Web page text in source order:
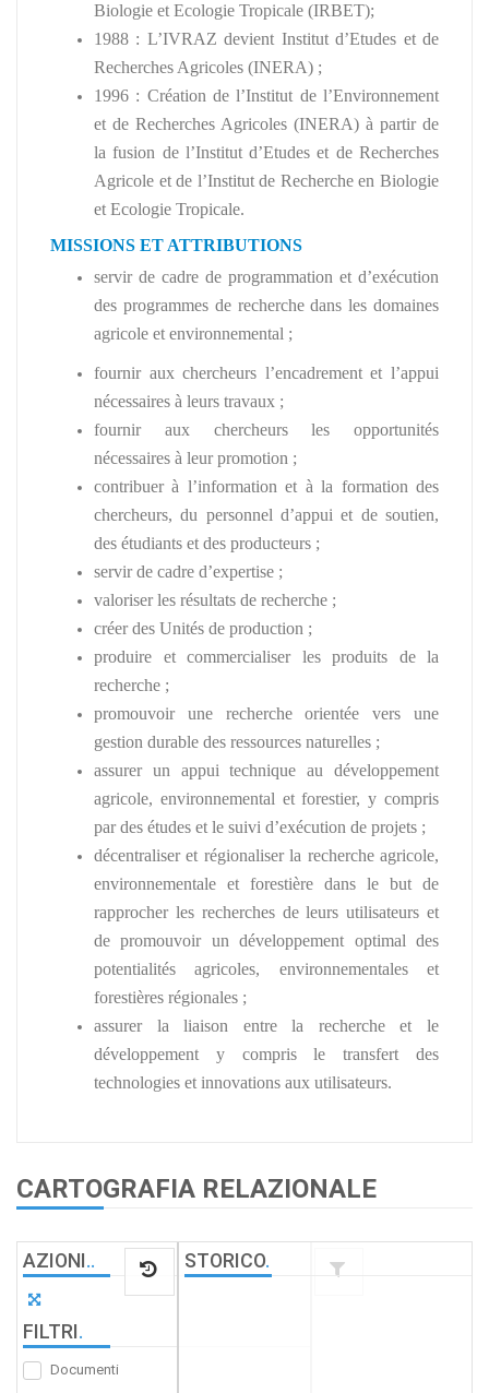
Biologie et Ecologie Tropicale (IRBET);
1988 : L’IVRAZ devient Institut d’Etudes et de
Recherches Agricoles (INERA) ;
1996 : Création de l’Institut de l’Environnement
et de Recherches Agricoles (INERA) à partir de
la fusion de l’Institut d’Etudes et de Recherches
Agricole et de l’Institut de Recherche en Biologie
et Ecologie Tropicale.
MISSIONS ET ATTRIBUTIONS
servir de cadre de programmation et d’exécution
des programmes de recherche dans les domaines
agricole et environnemental ;
fournir aux chercheurs l’encadrement et l’appui
nécessaires à leurs travaux ;
fournir aux chercheurs les opportunités
nécessaires à leur promotion ;
contribuer à l’information et à la formation des
chercheurs, du personnel d’appui et de soutien,
des étudiants et des producteurs ;
servir de cadre d’expertise ;
valoriser les résultats de recherche ;
créer des Unités de production ;
produire et commercialiser les produits de la
recherche ;
promouvoir une recherche orientée vers une
gestion durable des ressources naturelles ;
assurer un appui technique au développement
agricole, environnemental et forestier, y compris
par des études et le suivi d’exécution de projets ;
décentraliser et régionaliser la recherche agricole,
environnementale et forestière dans le but de
rapprocher les recherches de leurs utilisateurs et
de promouvoir un développement optimal des
potentialités agricoles, environnementales et
forestières régionales ;
assurer la liaison entre la recherche et le
développement y compris le transfert des
technologies et innovations aux utilisateurs.
CARTOGRAFIA RELAZIONALE
AZIONI..
FILTRI.
Documenti
STORICO.